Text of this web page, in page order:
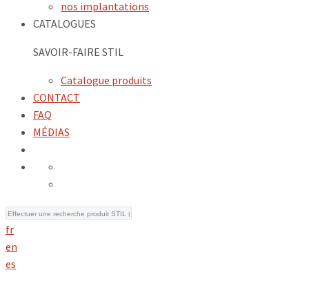
nos implantations
CATALOGUES
SAVOIR-FAIRE STIL
Catalogue produits
CONTACT
FAQ
MÉDIAS
fr
en
es